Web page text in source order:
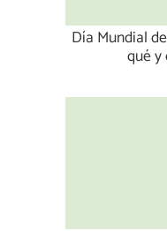
Día Mundial
qué